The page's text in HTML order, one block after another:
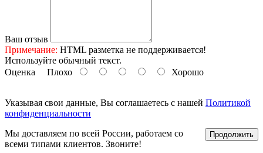
Ваш отзыв
Примечание: HTML разметка не поддерживается!
Используйте обычный текст.
Оценка Плохо Хорошо
Указывая свои данные, Вы соглашаетесь с нашей Политикой
конфиденциальности
Продолжить
Мы доставляем по всей России, работаем со
всеми типами клиентов. Звоните!